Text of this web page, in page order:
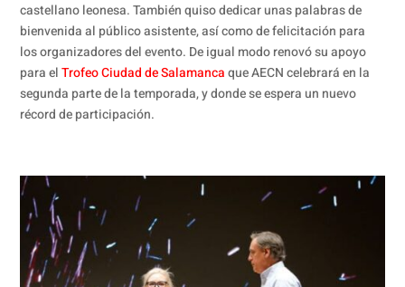
castellano leonesa. También quiso dedicar unas palabras de
bienvenida al público asistente, así como de felicitación para
los organizadores del evento. De igual modo renovó su apoyo
para elTrofeo Ciudad de Salamancaque AECN celebrará en la
segunda parte de la temporada, y donde se espera un nuevo
récord de participación.